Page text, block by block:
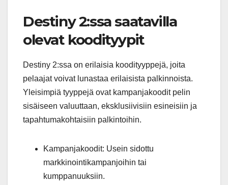
Destiny 2:ssa saatavilla
olevat koodityypit
Destiny 2:ssa on erilaisia koodityyppejä, joita
pelaajat voivat lunastaa erilaisista palkinnoista.
Yleisimpiä tyyppejä ovat kampanjakoodit pelin
sisäiseen valuuttaan, eksklusiivisiin esineisiin ja
tapahtumakohtaisiin palkintoihin.
Kampanjakoodit: Usein sidottu
markkinointikampanjoihin tai
kumppanuuksiin.